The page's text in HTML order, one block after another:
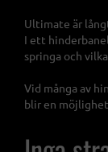
Ultimate är
I ett
springa och
Vid många av
blir en